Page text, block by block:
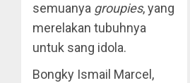
semuanya groupies, yang
merelakan tubuhnya
untuk sang idola.
Bongky Ismail Marcel,